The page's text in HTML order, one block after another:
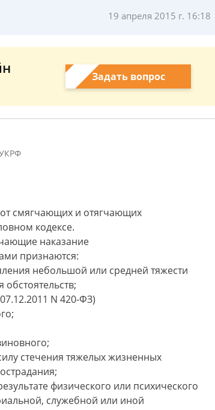
19 апреля 2015 г. 16:18
Задать вопрос
смягчающих и отягчающих
кодексе.
наказание
признаются:
небольшой или средней тяжести
обстоятельств;
N 420-ФЗ)
стечения тяжелых жизненных
физического или психического
служебной или иной